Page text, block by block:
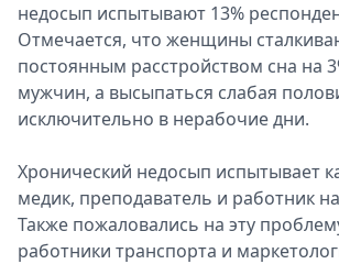
недосып испытывают 13%
Отмечается, что женщины
постоянным расстройством сна на
мужчин, а высыпаться слабая
исключительно в нерабочие дни.
Хронический недосып испытывает
медик, преподаватель и работник
Также пожаловались на эту
работники транспорта и